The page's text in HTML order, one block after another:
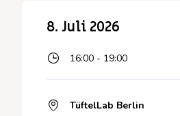
8. Juli 2026
16:00 - 19:00
TüftelLab Berlin